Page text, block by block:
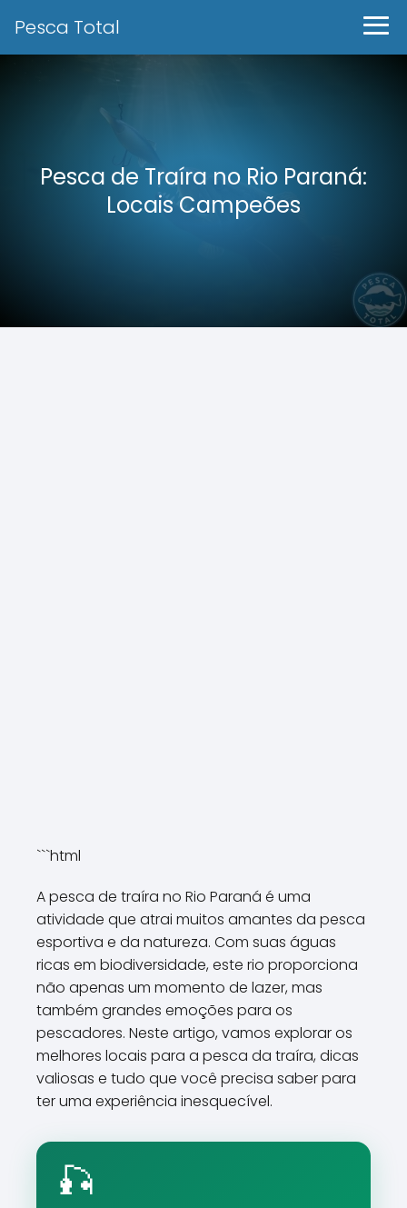
Pesca Total
Pesca de Traíra no Rio Paraná:
Locais Campeões
```html
A pesca de traíra no Rio Paraná é uma
atividade que atrai muitos amantes da pesca
esportiva e da natureza. Com suas águas
ricas em biodiversidade, este rio proporciona
não apenas um momento de lazer, mas
também grandes emoções para os
pescadores. Neste artigo, vamos explorar os
melhores locais para a pesca da traíra, dicas
valiosas e tudo que você precisa saber para
ter uma experiência inesquecível.
🎣